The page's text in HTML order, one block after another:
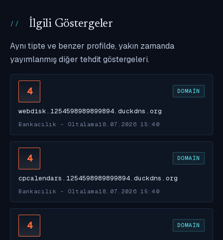
İlgili Göstergeler
Aynı tipte ve benzer profilde, yakın zamanda
yayımlanmış diğer tehdit göstergeleri.
4 DOMAIN
webdisk.1254598989899894.duckdns.org
Bankacılık - Oltalama 18.07.2026 15:40
4 DOMAIN
cpcalendars.1254598989899894.duckdns.org
Bankacılık - Oltalama 18.07.2026 15:40
4 DOMAIN